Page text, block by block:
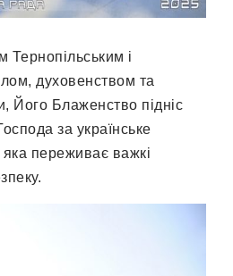
Тернопільським і
духовенством та
Його Блаженство підніс
за українське
яка переживає важкі